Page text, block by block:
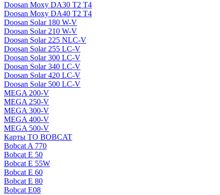
Doosan Moxy DA30 T2 T4
Doosan Moxy DA40 T2 T4
Doosan Solar 180 W-V
Doosan Solar 210 W-V
Doosan Solar 225 NLC-V
Doosan Solar 255 LC-V
Doosan Solar 300 LC-V
Doosan Solar 340 LC-V
Doosan Solar 420 LC-V
Doosan Solar 500 LC-V
MEGA 200-V
MEGA 250-V
MEGA 300-V
MEGA 400-V
MEGA 500-V
Карты ТО BOBCAT
Bobcat A 770
Bobcat E 50
Bobcat E 55W
Bobcat E 60
Bobcat E 80
Bobcat E08